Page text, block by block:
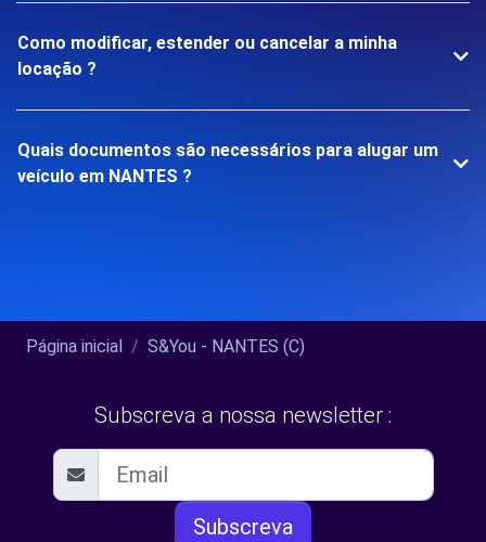
Como modificar, estender ou cancelar a minha
locação ?
Quais documentos são necessários para alugar um
veículo em NANTES ?
Página inicial S&You - NANTES (C)
Subscreva a nossa newsletter :
Subscreva